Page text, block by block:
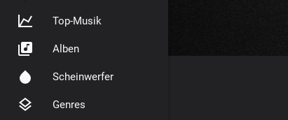
Top-Musik
Alben
Scheinwerfer
Genres